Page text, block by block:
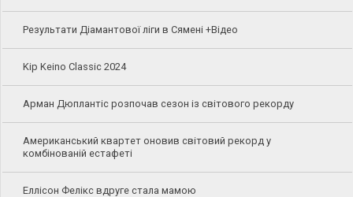
Результати Діамантової ліги в Сямені +Відео
Kip Keino Classic 2024
Арман Дюплантіс розпочав сезон із світового рекорду
Американський квартет оновив світовий рекорд у
комбінованій естафеті
Еллісон Фелікс вдруге стала мамою